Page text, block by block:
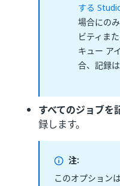
する
場合にの
ビティま
キュー ア
合、記録
すべてのジョブを
録します。
注:
このオプション